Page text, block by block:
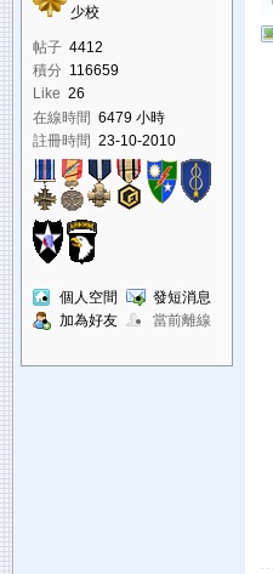
少校
帖子 4412
積分 116659
Like 26
在線時間 6479 小時
註冊時間 23-10-2010
個人空間
發短消息
加為好友
當前離線